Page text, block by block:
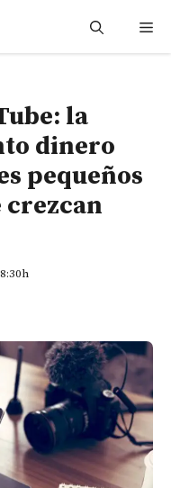
la
dinero
pequeños
crezcan